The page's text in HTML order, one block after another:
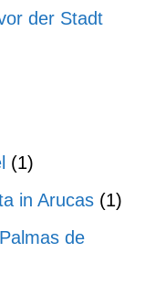
der Stadt
(1)
in Arucas (1)
de